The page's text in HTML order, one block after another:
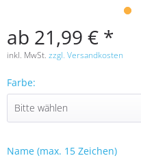
ab 21,99 € *
inkl. MwSt. zzgl. Versandkosten
Farbe:
Name (max. 15 Zeichen)